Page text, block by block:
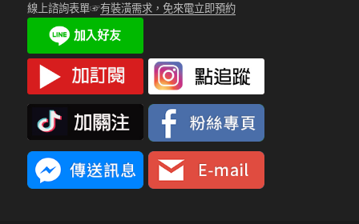
線上諮詢表單☞有裝潢需求，免來電立即預約